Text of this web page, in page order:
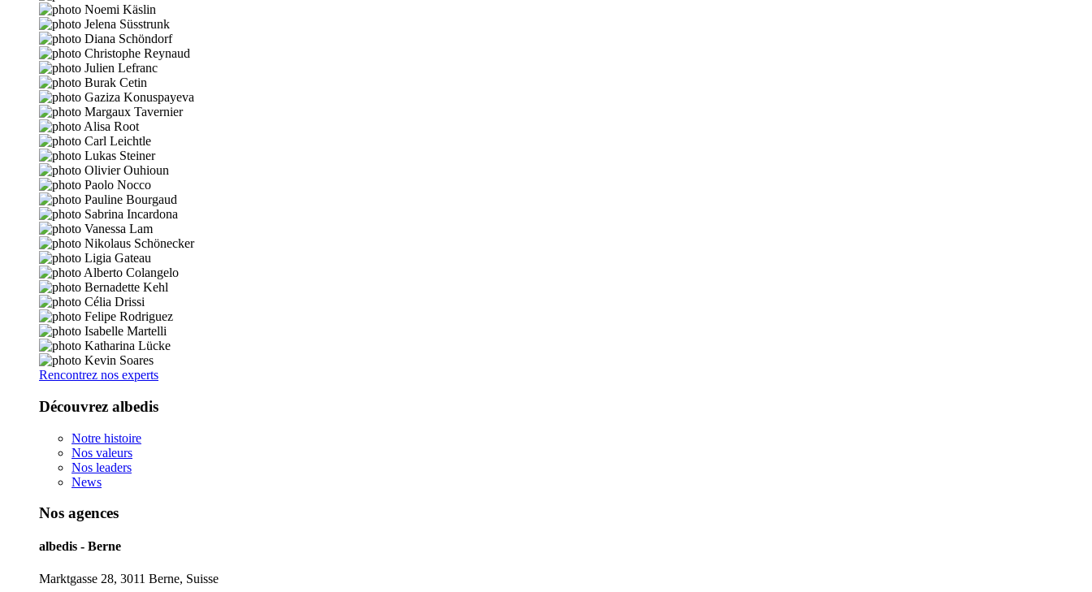
Rencontrez nos experts
Découvrez albedis
Notre histoire
Nos valeurs
Nos leaders
News
Nos agences
albedis - Berne
Marktgasse 28, 3011 Berne, Suisse